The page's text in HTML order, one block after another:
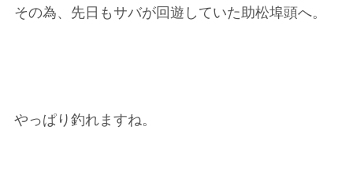
その為、先日もサバが回遊していた助松埠頭へ。
やっぱり釣れますね。